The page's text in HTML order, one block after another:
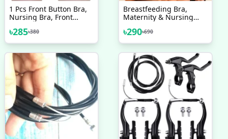
1 Pcs Front Button Bra,
Nursing Bra, Front
Yoga Sports Bra, Pure
Cotton Ultra Soft Bra
৳285৳380
Breastfeeding Bra,
Maternity & Nursing
Non Padded Bra
৳290৳690